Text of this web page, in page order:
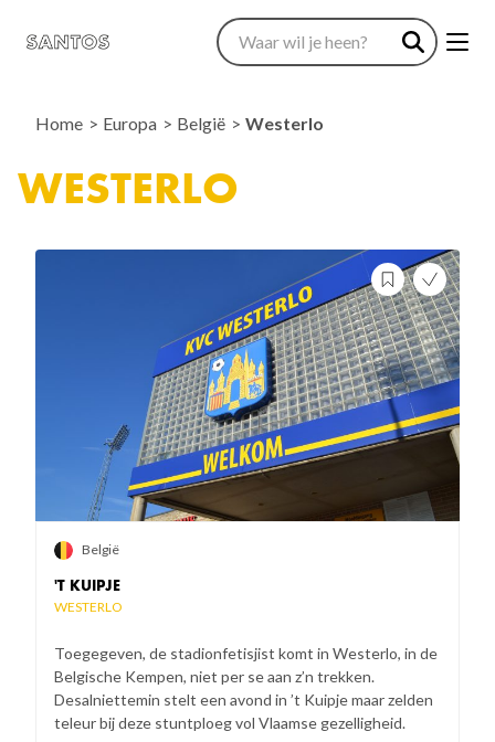
Home Europa België Westerlo
WESTERLO
'T KUIPJE
WESTERLO
Toegegeven, de stadionfetisjist komt in Westerlo, in de
Belgische Kempen, niet per se aan z’n trekken.
Desalniettemin stelt een avond in ’t Kuipje maar zelden
teleur bij deze stuntploeg vol Vlaamse gezelligheid.
België